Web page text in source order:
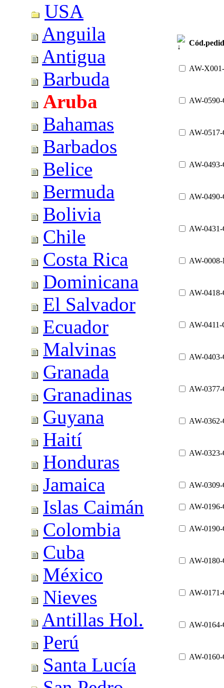
USA
Anguila
Antigua
Barbuda
Aruba
Bahamas
Barbados
Belice
Bermuda
Bolivia
Chile
Costa Rica
Dominicana
El Salvador
Ecuador
Malvinas
Granada
Granadinas
Guyana
Haití
Honduras
Jamaica
Islas Caimán
Colombia
Cuba
México
Nieves
Antillas Hol.
Perú
Santa Lucía
AW-
AW-0590-
AW-0517-
AW-0493-
AW-0490-
AW-0431-
AW-
AW-0418-
AW-0411-
AW-0403-
AW-0377-
AW-0362-
AW-0323-
AW-0309-
AW-0196-
AW-0190-
AW-0180-
AW-0171-
AW-0164-
AW-0160-